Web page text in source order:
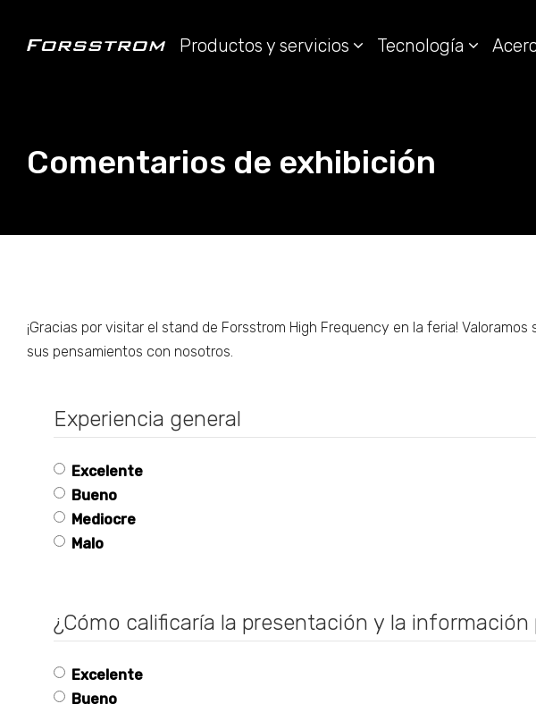
Productos y servicios Tecnología
Comentarios de exhibición
¡Gracias por visitar el stand de Forsstrom High Frequency en la feria!
sus pensamientos con nosotros.
Experiencia general
Excelente
Bueno
Mediocre
Malo
¿Cómo calificaría la presentación y la
Excelente
Bueno